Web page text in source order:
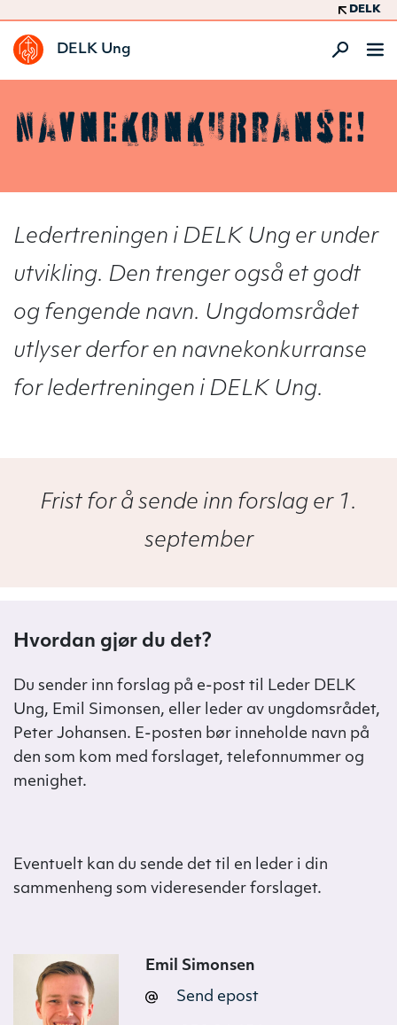
DELK
DELK Ung
Navnekonkurranse!
Ledertreningen i DELK Ung er under
utvikling. Den trenger også et godt
og fengende navn. Ungdomsrådet
utlyser derfor en navnekonkurranse
for ledertreningen i DELK Ung.
Frist for å sende inn forslag er 1.
september
Hvordan gjør du det?
Du sender inn forslag på e-post til Leder DELK
Ung, Emil Simonsen, eller leder av ungdomsrådet,
Peter Johansen. E-posten bør inneholde navn på
den som kom med forslaget, telefonnummer og
menighet.
Eventuelt kan du sende det til en leder i din
sammenheng som videresender forslaget.
Emil Simonsen
Send epost